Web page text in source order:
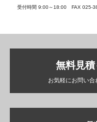
受付時間 9:00～18:00 FAX 025-
無料見
お気軽にお問い合